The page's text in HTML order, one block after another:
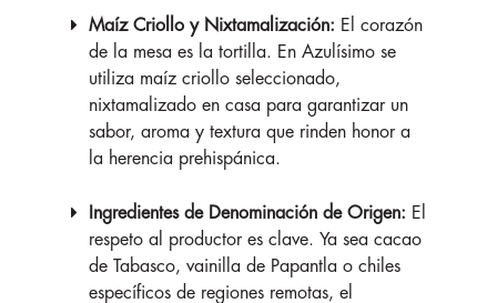
Maíz Criollo y Nixtamalización: El corazón
de la mesa es la tortilla. En Azulísimo se
utiliza maíz criollo seleccionado,
nixtamalizado en casa para garantizar un
sabor, aroma y textura que rinden honor a
la herencia prehispánica.
Ingredientes de Denominación de Origen: El
respeto al productor es clave. Ya sea cacao
de Tabasco, vainilla de Papantla o chiles
específicos de regiones remotas, el